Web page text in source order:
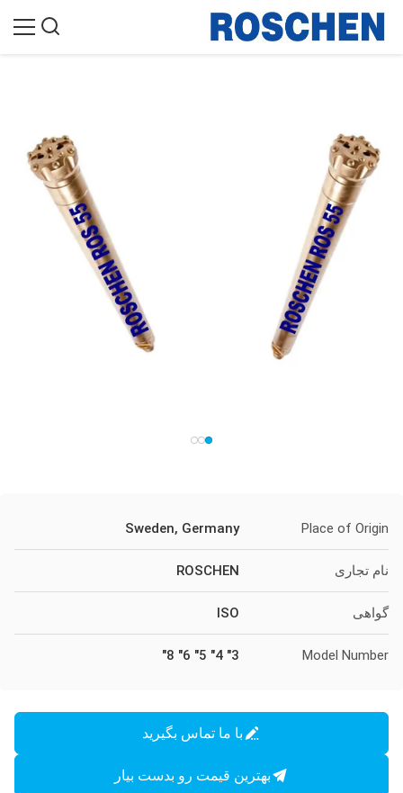
Place of Origin
Sweden, Germany
نام تجاری ROSCHEN
گواهی ISO
Model Number
3" 4" 5" 6" 8"
با ما تماس بگیرید
بهترین قیمت رو بدست بیار